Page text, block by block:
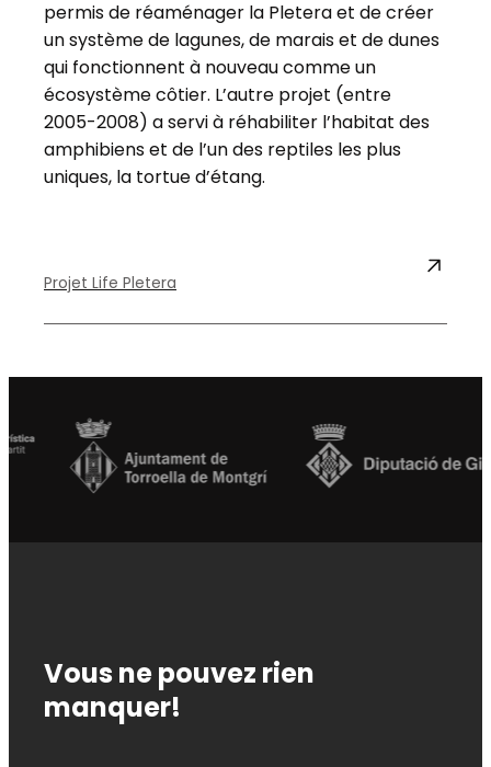
permis de réaménager la Pletera et de créer
un système de lagunes, de marais et de dunes
qui fonctionnent à nouveau comme un
écosystème côtier. L’autre projet (entre
2005-2008) a servi à réhabiliter l’habitat des
amphibiens et de l’un des reptiles les plus
uniques, la tortue d’étang.
Projet Life Pletera
Vous ne pouvez rien
manquer!